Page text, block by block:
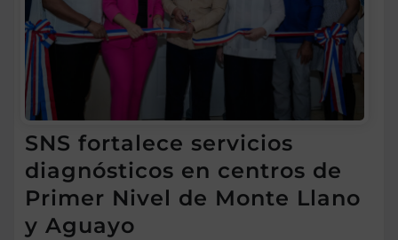
SNS fortalece servicios
diagnósticos en centros de
Primer Nivel de Monte Llano
y Aguayo